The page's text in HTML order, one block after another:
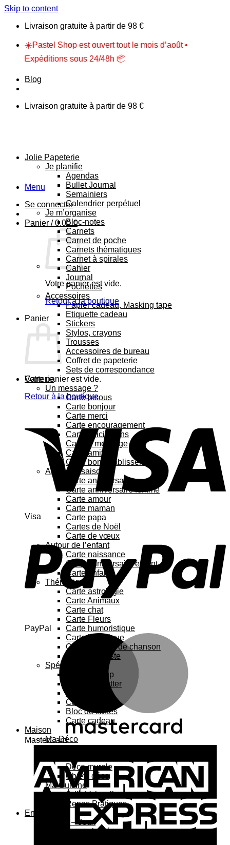
Skip to content
Livraison gratuite à partir de 98 €
☀️Pastel Shop est ouvert tout le mois d’août •
Expéditions sous 24/48h 📦
Blog
Livraison gratuite à partir de 98 €
Menu
Se connecter
Panier /0.00€
Votre panier est vide.
Retour à la boutique
Panier
Votre panier est vide.
Retour à la boutique
Visa
PayPal
MasterCard
Jolie Papeterie
Je planifie
Agendas
Bullet Journal
Semainiers
Calendrier perpétuel
Je m’organise
Bloc-notes
Carnets
Carnet de poche
Carnets thématiques
Carnet à spirales
Cahier
Journal
Pochettes
Accessoires
Papier cadeau, Masking tape
Etiquette cadeau
Stickers
Stylos, crayons
Trousses
Accessoires de bureau
Coffret de papeterie
Sets de correspondance
Carterie
Un message ?
Carte bisous
Carte bonjour
Carte merci
Carte encouragement
Carte félicitations
Carte à message
Carte amitié
Carte bon rétablissement
Au fil des saisons
Carte anniversaire
Carte anniversaire femme
Carte amour
Carte maman
Carte papa
Cartes de Noël
Carte de vœux
Autour de l’enfant
Carte naissance
Carte anniversaire enfant
Carte enfant
Thématique
Carte astrologie
Carte Animaux
Carte chat
Carte Fleurs
Carte humoristique
Carte botanique
Carte Paroles de chanson
Carte féministe
Spécial
Carte Pop up
Cartes à gratter
Carte à sticker
Bloc de cartes
Carte cadeau
Maison
Ma Déco
Déco murale
Objets déco
Ma Cuisine
Jolie Vaisselle
Repas Pratiques
Enfant
Jouets – Jeux
Jouets bébé